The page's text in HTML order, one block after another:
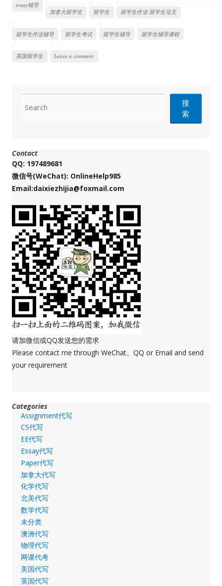
essay辅导
加拿大留学生
留学生 留学生作业.留学生论文
留学生作业辅导 留学生考试 留学生辅导 留学生辅导课程
英国留学生 Leave a comment
搜
索
Contact
QQ: 197489681
微信号(WeChat): OnlineHelp985
Email:daixiezhijia@foxmail.com
请加微信或QQ发送您的需求
Please contact me through WeChat、QQ or Email and send
your requirement
Categories
Assignment代写
CS代写
EE代写
Essay代写
Paper代写
加拿大代写
化学代写
北美代写
数学代写
未分类
澳洲代写
物理代写
网课代考
美国代写
英国代写